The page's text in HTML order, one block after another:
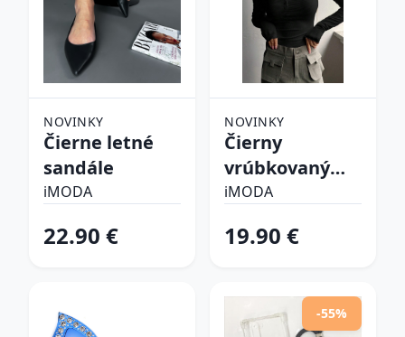
NOVINKY
Čierne letné
sandále
iMODA
22.90 €
NOVINKY
Čierny
vrúbkovaný
top
iMODA
19.90 €
-55%